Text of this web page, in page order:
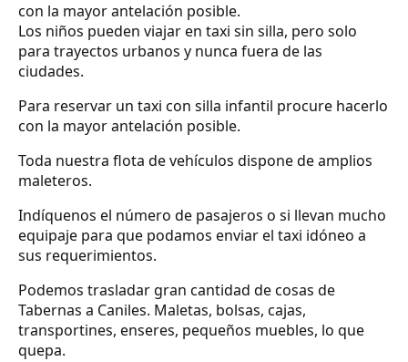
con la mayor antelación posible.
Los niños pueden viajar en taxi sin silla, pero solo
para trayectos urbanos y nunca fuera de las
ciudades.
Para reservar un taxi con silla infantil procure hacerlo
con la mayor antelación posible.
Toda nuestra flota de vehículos dispone de amplios
maleteros.
Indíquenos el número de pasajeros o si llevan mucho
equipaje para que podamos enviar el taxi idóneo a
sus requerimientos.
Podemos trasladar gran cantidad de cosas de
Tabernas a Caniles. Maletas, bolsas, cajas,
transportines, enseres, pequeños muebles, lo que
quepa.